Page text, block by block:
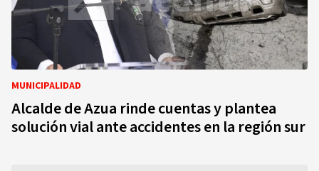
MUNICIPALIDAD
Alcalde de Azua rinde cuentas y plantea
solución vial ante accidentes en la región sur